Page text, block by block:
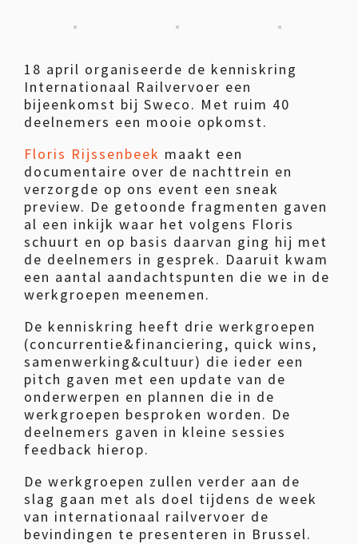
18 april organiseerde de kenniskring
Internationaal Railvervoer een
bijeenkomst bij Sweco. Met ruim 40
deelnemers een mooie opkomst.
Floris Rijssenbeek maakt een
documentaire over de nachttrein en
verzorgde op ons event een sneak
preview. De getoonde fragmenten gaven
al een inkijk waar het volgens Floris
schuurt en op basis daarvan ging hij met
de deelnemers in gesprek. Daaruit kwam
een aantal aandachtspunten die we in de
werkgroepen meenemen.
De kenniskring heeft drie werkgroepen
(concurrentie&financiering, quick wins,
samenwerking&cultuur) die ieder een
pitch gaven met een update van de
onderwerpen en plannen die in de
werkgroepen besproken worden. De
deelnemers gaven in kleine sessies
feedback hierop.
De werkgroepen zullen verder aan de
slag gaan met als doel tijdens de week
van internationaal railvervoer de
bevindingen te presenteren in Brussel.